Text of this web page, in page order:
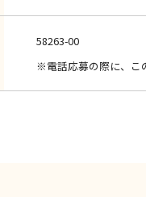
58263-00
※電話応募の際に、こ